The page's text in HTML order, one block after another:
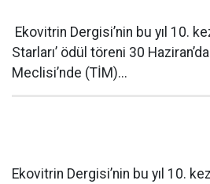
Ekovitrin Dergisi’nin bu yıl 10.
Starları’ ödül töreni 30
Meclisi’nde (TİM)...
Ekovitrin Dergisi’nin bu yıl 10.